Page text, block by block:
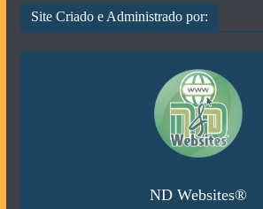
Site Criado e Administrado por:
ND Websites®